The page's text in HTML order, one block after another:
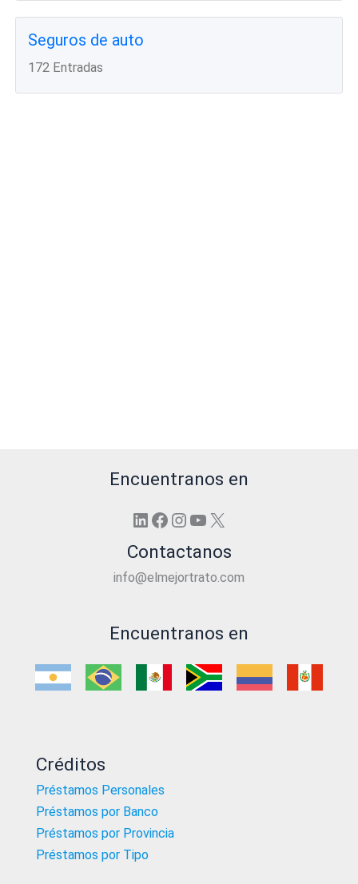
Seguros de auto
172 Entradas
Encuentranos en
LinkedIn
Facebook
Instagram
YouTube
X
Contactanos
info@elmejortrato.com
Encuentranos en
Créditos
Préstamos Personales
Préstamos por Banco
Préstamos por Provincia
Préstamos por Tipo